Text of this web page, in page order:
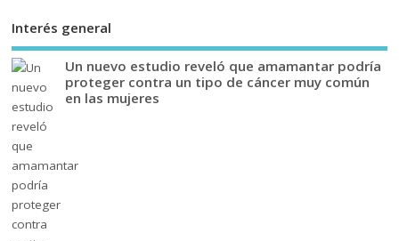
Interés general
Un nuevo estudio reveló que amamantar podría
proteger contra un tipo de cáncer muy común
en las mujeres